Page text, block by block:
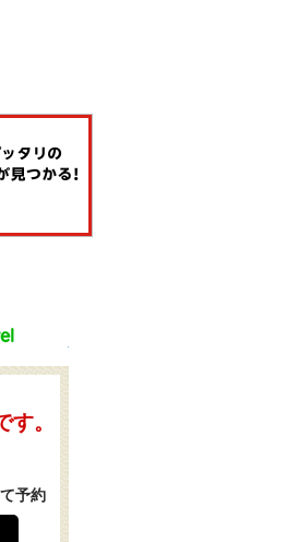
。
予約